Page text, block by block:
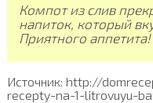
Компот из слив
напиток, который
Приятного аппетита!
Источник: http://
recepty-na-1-litrovuyu-